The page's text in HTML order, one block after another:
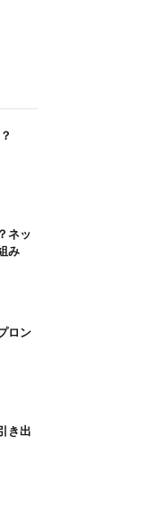
ネッ
み
ロン
き出